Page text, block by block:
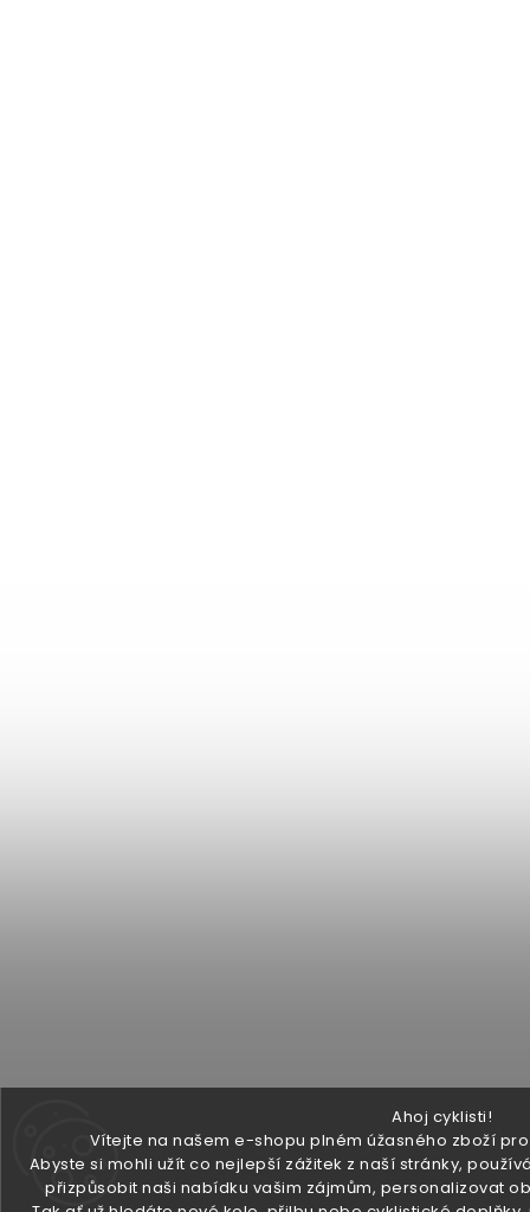
Ahoj cyklisti!
Vítejte na našem e-shopu plném úžasného zboží
Abyste si mohli užít co nejlepší zážitek z naší stránky,
přizpůsobit naši nabídku vašim zájmům, personalizovat